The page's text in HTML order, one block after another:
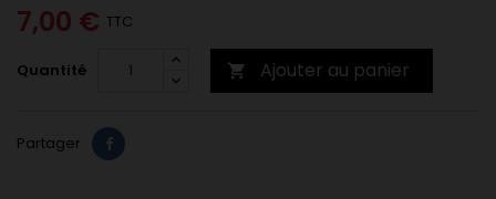
7,00 € TTC
Quantité  Ajouter au panier
Partager